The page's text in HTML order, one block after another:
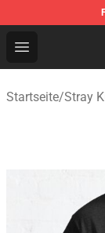
Open menu
Stray Kids
Startseite/Stray